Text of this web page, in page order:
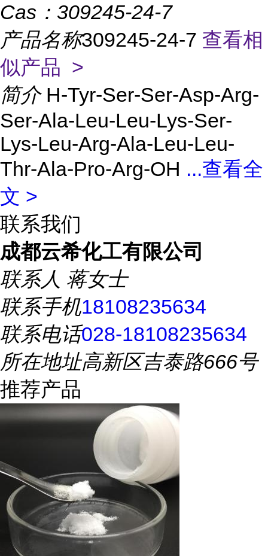
Cas： 309245-24-7
产品名称309245-24-7 查看相
似产品 >
简介 H-Tyr-Ser-Ser-Asp-Arg-
Ser-Ala-Leu-Leu-Lys-Ser-
Lys-Leu-Arg-Ala-Leu-Leu-
Thr-Ala-Pro-Arg-OH ...查看全
文 >
联系我们
成都云希化工有限公司
联系人 蒋女士
联系手机18108235634
联系电话028-18108235634
所在地址高新区吉泰路666号
推荐产品